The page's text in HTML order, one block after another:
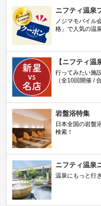
ニフティ温泉
ノジマモバイル
格」で人気の温
【ニフティ温
行ってみたい施
（全10回開催 /
岩盤浴特集
日本全国の岩盤
検索！
ニフティ温泉
温泉にもっと行